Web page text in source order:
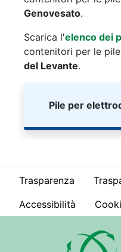
Genovesato.
Scarica l'elenco dei
contenitori per le
del Levante.
Pile per
Trasparenza
Accessibilità